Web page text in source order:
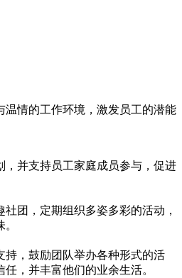
温情的工作环境，激发员工的潜能
，并支持员工家庭成员参与，促进
团，定期组织多姿多彩的活动，
持，鼓励团队举办各种形式的活
，并丰富他们的业余生活。